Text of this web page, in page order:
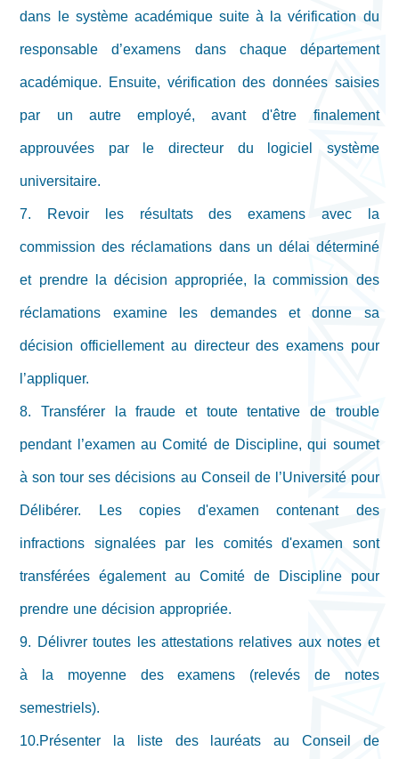
dans le système académique suite à la vérification du
responsable d’examens dans chaque département
académique. Ensuite, vérification des données saisies
par un autre employé, avant d'être finalement
approuvées par le directeur du logiciel système
universitaire.
7. Revoir les résultats des examens avec la
commission des réclamations dans un délai déterminé
et prendre la décision appropriée, la commission des
réclamations examine les demandes et donne sa
décision officiellement au directeur des examens pour
l’appliquer.
8. Transférer la fraude et toute tentative de trouble
pendant l’examen au Comité de Discipline, qui soumet
à son tour ses décisions au Conseil de l’Université pour
Délibérer. Les copies d'examen contenant des
infractions signalées par les comités d'examen sont
transférées également au Comité de Discipline pour
prendre une décision appropriée.
9. Délivrer toutes les attestations relatives aux notes et
à la moyenne des examens (relevés de notes
semestriels).
10.Présenter la liste des lauréats au Conseil de